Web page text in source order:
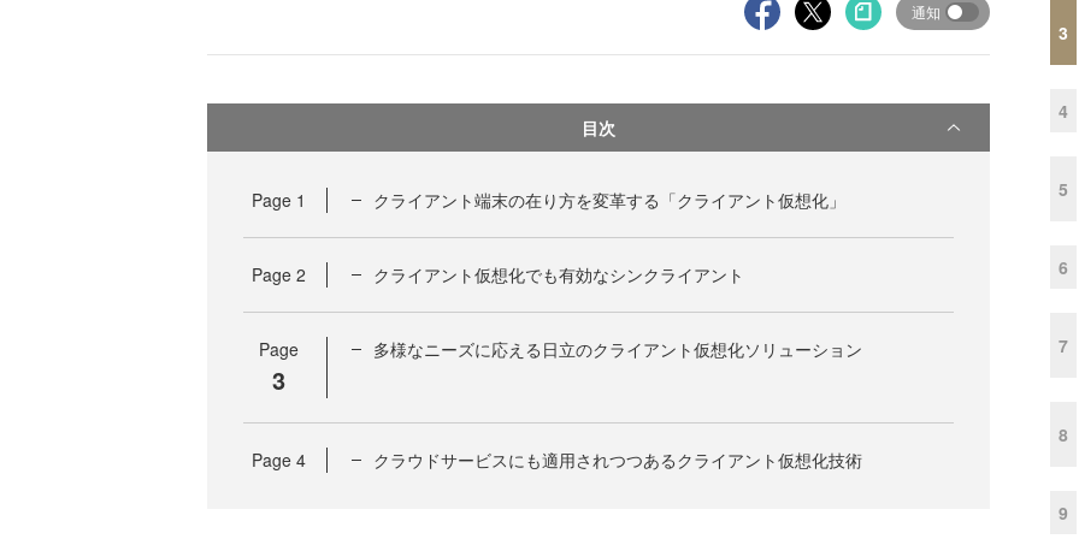
通知
目次
Page 1 クライアント端末の在り方を変革する「クライアント仮想化」
Page 2 クライアント仮想化でも有効なシンクライアント
Page
3
多様なニーズに応える日立のクライアント仮想化ソリューション
Page 4 クラウドサービスにも適用されつつあるクライアント仮想化技術
3
4
5
6
7
8
9